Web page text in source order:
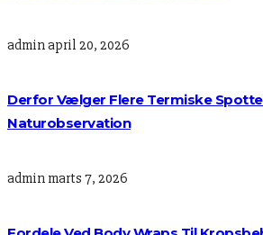
adminapril 20, 2026
Derfor Vælger Flere Termiske
Naturobservation
admin marts 7, 2026